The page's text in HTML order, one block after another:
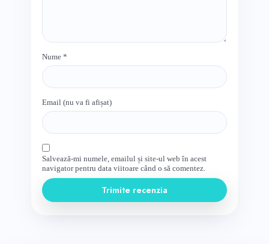
Nume *
Email (nu va fi afișat)
Salvează-mi numele, emailul și site-ul web în acest
navigator pentru data viitoare când o să comentez.
Trimite recenzia